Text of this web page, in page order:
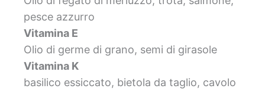
pesce azzurro
Vitamina E
Olio di germe di grano, semi di girasole
Vitamina K
basilico essiccato, bietola da taglio, cavolo